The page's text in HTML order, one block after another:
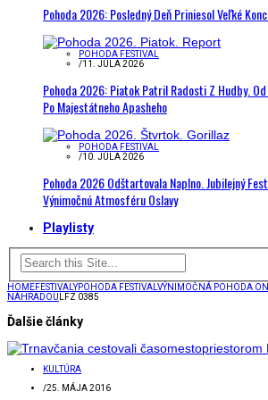
Pohoda 2026: Posledný Deň Priniesol Veľké
POHODA FESTIVAL
/11. JÚLA 2026
Pohoda 2026: Piatok Patril Radosti Z Hudby. Od
Po Majestátneho Apasheho
POHODA FESTIVAL
/10. JÚLA 2026
Pohoda 2026 Odštartovala Naplno. Jubilejný
Výnimočnú Atmosféru Oslavy
Playlisty
HOMEFESTIVALYPOHODA FESTIVAL VÝNIMOČNÁ POHODA
NÁHRADOU LFZ 0385
Ďalšie články
KULTÚRA
/25. MÁJA 2016